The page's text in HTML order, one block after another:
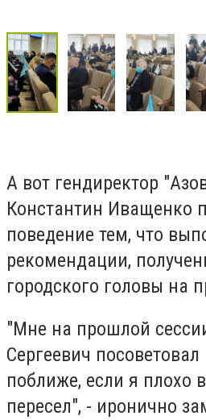
А вот гендиректор
Константин Иващенко
поведение тем, что
рекомендации,
городского головы на
"Мне на прошлой
Сергеевич посоветовал
поближе, если я плохо
пересел", - иронично